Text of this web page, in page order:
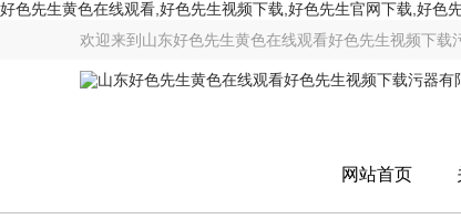
好色先生黄色在线观看,好色先生视频下载,好色先生官网下载,好色
欢迎来到 山东好色先生黄色在线观看好色先生视频下载
网站首页